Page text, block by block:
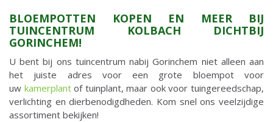
BLOEMPOTTEN KOPEN EN MEER BIJ
TUINCENTRUM KOLBACH DICHTBIJ
GORINCHEM!
U bent bij ons tuincentrum nabij Gorinchem niet alleen aan
het juiste adres voor een grote bloempot voor
uw kamerplantof tuinplant, maar ook voor tuingereedschap,
verlichting en dierbenodigdheden. Kom snel ons veelzijdige
assortiment bekijken!